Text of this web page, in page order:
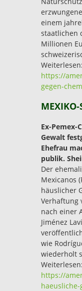
einem
staatlichen
Millionen
Weiterlesen:
https://
gegen-
MEXIKO-
Ex-Pemex-
Gewalt
Ehefrau
publik.
Der
Mexicanos
häuslicher
Verhaftung
nach einer
Jiménez
wie
wiederholt
Weiterlesen:
https://